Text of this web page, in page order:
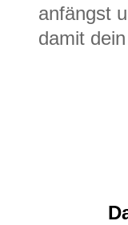
anfängst
damit